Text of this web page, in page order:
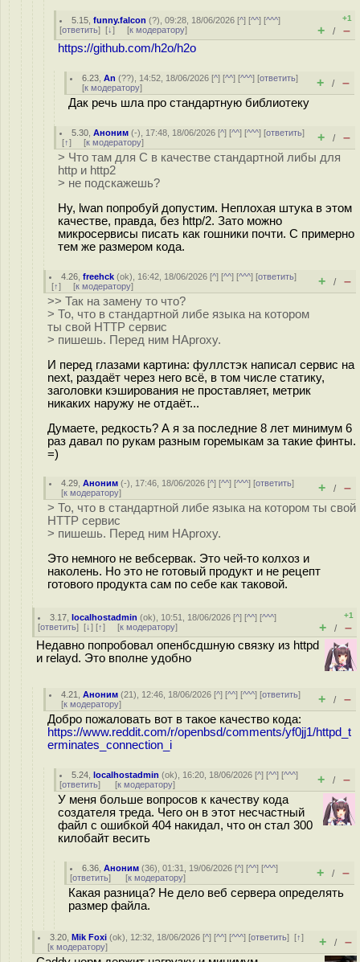
5.15 ,funny.falcon (?), 09:28, 18/06/2026 [^] [^^] [^^^]
[ответить] [↓] [к модератору]
+1
+ / –
https://github.com/h2o/h2o
6.23 ,An (??), 14:52, 18/06/2026 [^] [^^] [^^^] [ответить]
[к модератору] + / –
Дак речь шла про стандартную библиотеку
5.30 ,Аноним (-), 17:48, 18/06/2026 [^] [^^] [^^^] [ответить]
[↑] [к модератору] + / –
> Что там для C в качестве стандартной либы для
http и http2
> не подскажешь?
Ну, lwan попробуй допустим. Неплохая штука в этом
качестве, правда, без http/2. Зато можно
микросервисы писать как гошники почти. С примерно
тем же размером кода.
4.26 ,freehck (ok), 16:42, 18/06/2026 [^] [^^] [^^^] [ответить]
[↑] [к модератору] + / –
>> Так на замену то что?
> То, что в стандартной либе языка на котором
ты свой HTTP сервис
> пишешь. Перед ним HAproxy.
И перед глазами картина: фуллстэк написал сервис на
next, раздаёт через него всё, в том числе статику,
заголовки кэширования не проставляет, метрик
никаких наружу не отдаёт...
Думаете, редкость? А я за последние 8 лет минимум 6
раз давал по рукам разным горемыкам за такие финты.
=)
4.29 ,Аноним (-), 17:46, 18/06/2026 [^] [^^] [^^^] [ответить]
[к модератору] + / –
> То, что в стандартной либе языка на котором ты свой
HTTP сервис
> пишешь. Перед ним HAproxy.
Это немного не вебсервак. Это чей-то колхоз и
наколень. Но это не готовый продукт и не рецепт
готового продукта сам по себе как таковой.
3.17 ,localhostadmin (ok), 10:51, 18/06/2026 [^] [^^] [^^^]
[ответить] [↓] [↑] [к модератору]
+1
+ / –
Недавно попробовал опенбсдшную связку из httpd
и relayd. Это вполне удобно
4.21 ,Аноним (21), 12:46, 18/06/2026 [^] [^^] [^^^] [ответить]
[к модератору] + / –
Добро пожаловать вот в такое качество кода:
https://www.reddit.com/r/openbsd/comments/yf0jj1/httpd_t
erminates_connection_i
5.24 ,localhostadmin (ok), 16:20, 18/06/2026 [^] [^^] [^^^]
[ответить] [к модератору] + / –
У меня больше вопросов к качеству кода
создателя треда. Чего он в этот несчастный
файл с ошибкой 404 накидал, что он стал 300
килобайт весить
6.36 ,Аноним (36), 01:31, 19/06/2026 [^] [^^] [^^^]
[ответить] [к модератору] + / –
Какая разница? Не дело веб сервера определять
размер файла.
3.20 ,Mik Foxi (ok), 12:32, 18/06/2026 [^] [^^] [^^^] [ответить][↑]
[к модератору] + / –